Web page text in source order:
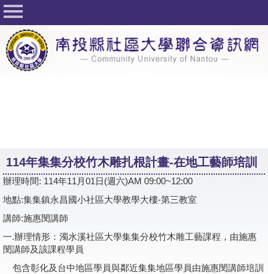
回首頁
關於社大
公佈欄
課程一覽表
志工與社團
社大學習Q&A
友站連結
網路選課
114年集集分校竹木雕扎根計畫-在地工藝師培訓
辦理時間: 114年11月01日(週六)AM 09:00~12:00
地點:集集鎮永昌國小社區大學教學大樓-第三教室
講師:施惠閔講師
一.辦理情形：濁水溪社區大學集集分校竹木雕工藝課程，由施惠
閔講師及該課程學員
包含彰化及台中地區學員與鄰近集集地區學員由施惠閔講師培訓